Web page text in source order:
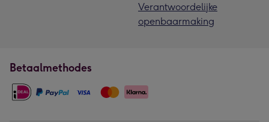
Verantwoordelijke
openbaarmaking
Betaalmethodes